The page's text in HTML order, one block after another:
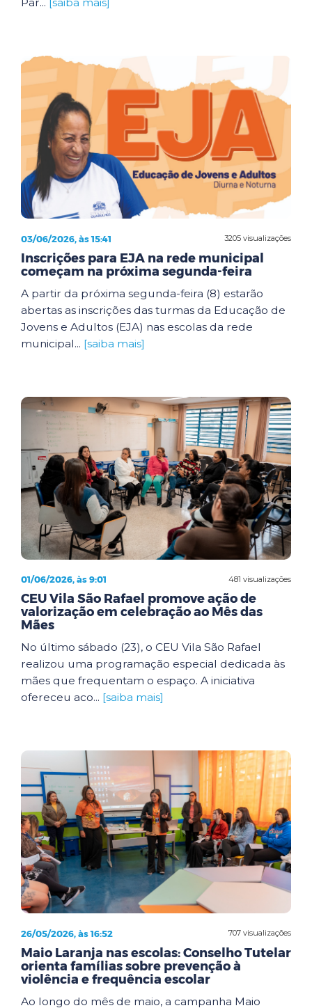
3205 visualizações
03/06/2026, às 15:41
Inscrições para EJA na rede municipal
começam na próxima segunda-feira
A partir da próxima segunda-feira (8) estarão
abertas as inscrições das turmas da Educação de
Jovens e Adultos (EJA) nas escolas da rede
municipal... [saiba mais]
481 visualizações
01/06/2026, às 9:01
CEU Vila São Rafael promove ação de
valorização em celebração ao Mês das
Mães
No último sábado (23), o CEU Vila São Rafael
realizou uma programação especial dedicada às
mães que frequentam o espaço. A iniciativa
ofereceu aco... [saiba mais]
707 visualizações
26/05/2026, às 16:52
Maio Laranja nas escolas: Conselho Tutelar
orienta famílias sobre prevenção à
violência e frequência escolar
Ao longo do mês de maio, a campanha Maio